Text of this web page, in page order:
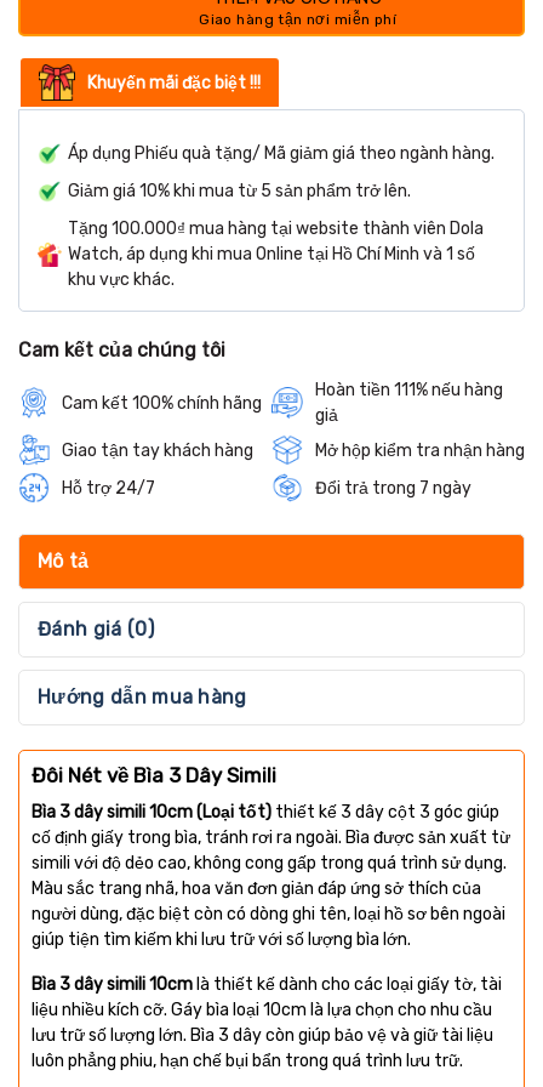
Khuyến mãi đặc biệt !!!
Áp dụng Phiếu quà tặng/ Mã giảm giá theo ngành hàng.
Giảm giá 10% khi mua từ 5 sản phẩm trở lên.
Tặng 100.000₫ mua hàng tại website thành viên Dola
Watch, áp dụng khi mua Online tại Hồ Chí Minh và 1 số
khu vực khác.
Cam kết của chúng tôi
Cam kết 100% chính hãng
Hoàn tiền 111% nếu hàng
giả
Giao tận tay khách hàng
Mở hộp kiểm tra nhận hàng
Hỗ trợ 24/7
Đổi trả trong 7 ngày
Mô tả
Đánh giá (0)
Hướng dẫn mua hàng
Đôi Nét về Bìa 3 Dây Simili
Bìa 3 dây simili 10cm (Loại tốt) thiết kế 3 dây cột 3 góc giúp
cố định giấy trong bìa, tránh rơi ra ngoài. Bìa được sản xuất từ
simili với độ dẻo cao, không cong gấp trong quá trình sử dụng.
Màu sắc trang nhã, hoa văn đơn giản đáp ứng sở thích của
người dùng, đặc biệt còn có dòng ghi tên, loại hồ sơ bên ngoài
giúp tiện tìm kiếm khi lưu trữ với số lượng bìa lớn.
Bìa 3 dây simili 10cm là thiết kế dành cho các loại giấy tờ, tài
liệu nhiều kích cỡ. Gáy bìa loại 10cm là lựa chọn cho nhu cầu
lưu trữ số lượng lớn. Bìa 3 dây còn giúp bảo vệ và giữ tài liệu
luôn phẳng phiu, hạn chế bụi bẩn trong quá trình lưu trữ.